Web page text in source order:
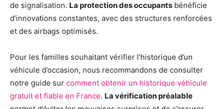
de signalisation. La protection des occupants bénéficie
d’innovations constantes, avec des structures renforcées
et des airbags optimisés.
Pour les familles souhaitant vérifier l’historique d’un
véhicule d’occasion, nous recommandons de consulter
notre guide sur comment obtenir un historique véhicule
gratuit et fiable en France. La vérification préalable